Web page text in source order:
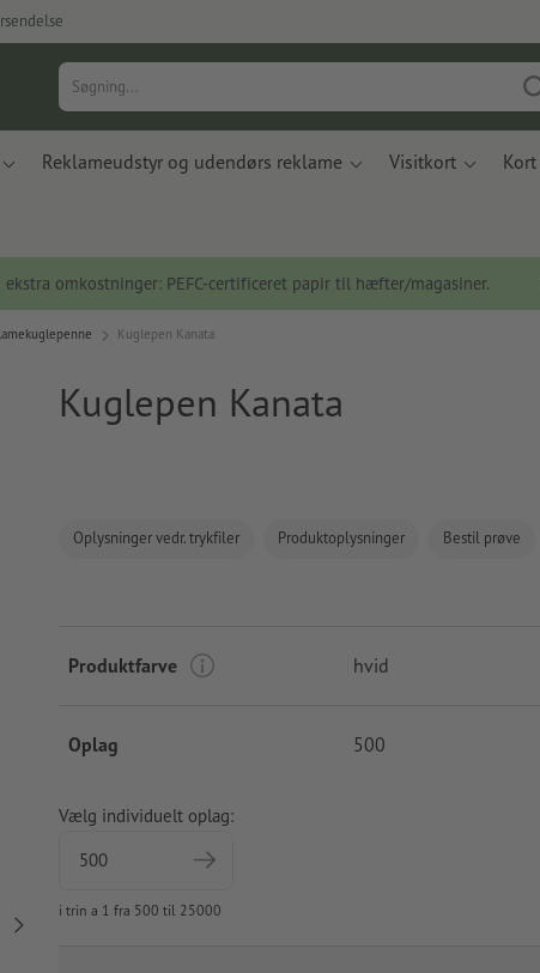
Reklameudstyr og udendørs reklame Visitkort Kort
ekstra omkostninger: PEFC-certificeret papir til hæfter/magasiner.
Kuglepen Kanata
Kuglepen Kanata
Oplysninger vedr. trykfiler Produktoplysninger Bestil prøve
Produktfarve hvid
Oplag 500
Vælg individuelt oplag:
i trin a 1 fra 500 til 25000